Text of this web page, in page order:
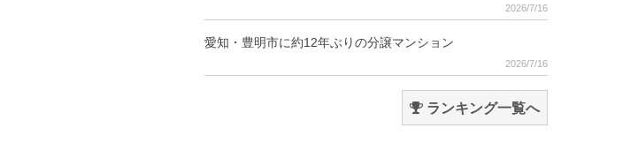
2026/7/16
愛知・豊明市に約12年ぶりの分譲マンション
2026/7/16
ランキング一覧へ